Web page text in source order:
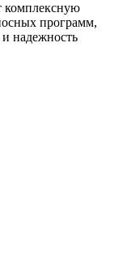
комплексную
программ,
надежность